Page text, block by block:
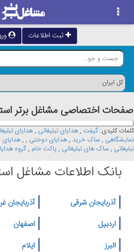
ثبت اطلاعات
صفحات اختصاصی مشاغل برتر
کلمات کلیدی: گیفت , هدایای تبلیغاتی ,هدایای
نمایشگاهی , ساک خرید , هدایای دوختی ,
,
تبلیغاتی , ساک های تبلیغاتی , پاکت خام , گروه
بانک اطلاعات مشاغل
آذربایجان شرقی
آذربایجان
اردبیل
اصفهان
البرز
ایلام